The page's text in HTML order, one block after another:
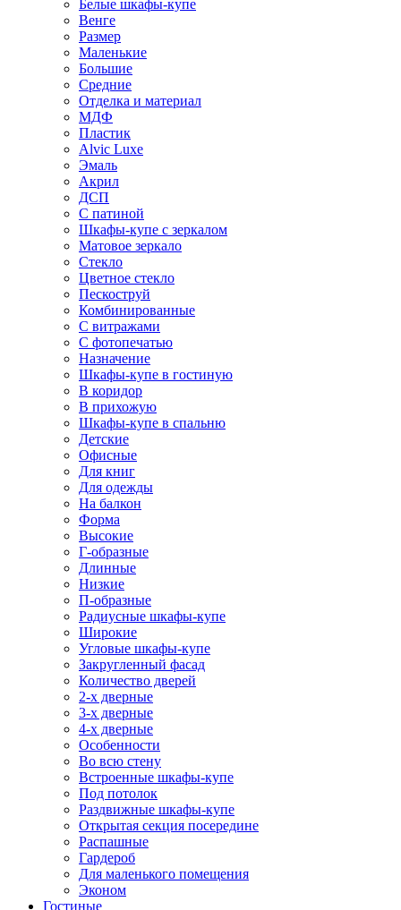
Белые шкафы-купе
Венге
Размер
Маленькие
Большие
Средние
Отделка и материал
МДФ
Пластик
Alvic Luxe
Эмаль
Акрил
ДСП
С патиной
Шкафы-купе с зеркалом
Матовое зеркало
Стекло
Цветное стекло
Пескоструй
Комбинированные
С витражами
С фотопечатью
Назначение
Шкафы-купе в гостиную
В коридор
В прихожую
Шкафы-купе в спальню
Детские
Офисные
Для книг
Для одежды
На балкон
Форма
Высокие
Г-образные
Длинные
Низкие
П-образные
Радиусные шкафы-купе
Широкие
Угловые шкафы-купе
Закругленный фасад
Количество дверей
2-х дверные
3-х дверные
4-х дверные
Особенности
Во всю стену
Встроенные шкафы-купе
Под потолок
Раздвижные шкафы-купе
Открытая секция посередине
Распашные
Гардероб
Для маленького помещения
Эконом
Гостиные